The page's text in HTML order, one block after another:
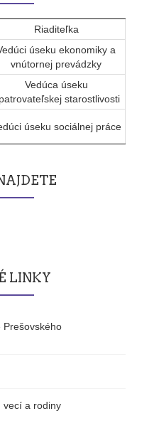
Riaditeľka
úseku ekonomiky a
vnútornej prevádzky
Vedúca úseku
starostlivosti
úseku sociálnej práce
LINKY
Prešovského
vecí a rodiny